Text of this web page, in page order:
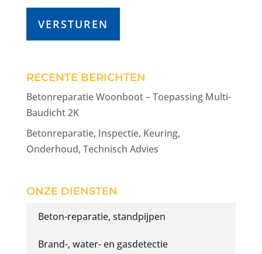
RECENTE BERICHTEN
Betonreparatie Woonboot – Toepassing Multi-
Baudicht 2K
Betonreparatie, Inspectie, Keuring,
Onderhoud, Technisch Advies
ONZE DIENSTEN
Beton-reparatie, standpijpen
Brand-, water- en gasdetectie